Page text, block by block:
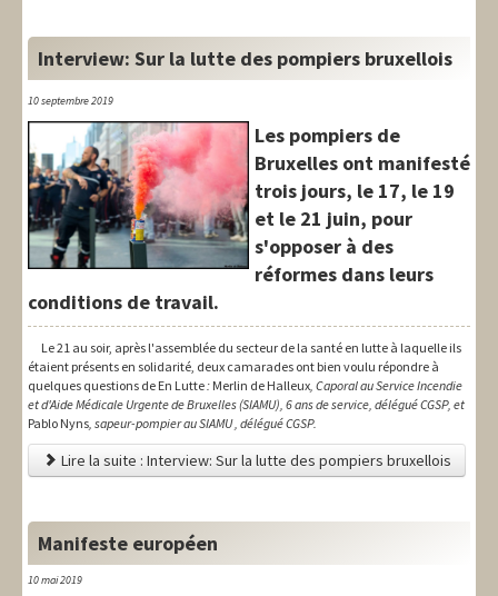
International
Syndical
Social
Thèmes
Interview: Sur la lutte des pompiers bruxellois
10 septembre 2019
Les pompiers de
Bruxelles ont manifesté
trois jours, le 17, le 19
et le 21 juin, pour
s'opposer à des
réformes dans leurs
conditions de travail.
Le 21 au soir, après l'assemblée du secteur de la santé en lutte à laquelle ils
étaient présents en solidarité, deux camarades ont bien voulu répondre à
quelques questions de En Lutte: Merlin de Halleux, Caporal au Service Incendie
et d'Aide Médicale Urgente de Bruxelles (SIAMU), 6 ans de service, délégué CGSP, et
Pablo Nyns, sapeur-pompier au SIAMU , délégué CGSP.
Lire la suite : Interview: Sur la lutte des pompiers bruxellois
Manifeste européen
10 mai 2019